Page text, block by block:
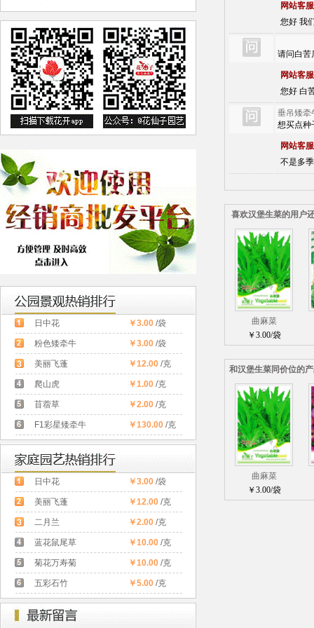
日中花 ￥3.00/袋
粉色矮牵牛 ￥3.00/袋
美丽飞蓬 ￥12.00/克
爬山虎 ￥1.00/克
苜蓿草 ￥2.00/克
F1彩星矮牵牛 ￥130.00/克
日中花 ￥3.00/袋
美丽飞蓬 ￥12.00/克
二月兰 ￥2.00/克
蓝花鼠尾草 ￥10.00/克
菊花万寿菊 ￥10.00/克
五彩石竹 ￥5.00/克
网站客
您好 我
请问白苦
网站客
您好 白
垂吊矮牵
想买点种
网站客
不是多
喜欢汉堡生菜的用户
曲麻菜
￥3.00/袋
和汉堡生菜同价位的
曲麻菜
￥3.00/袋